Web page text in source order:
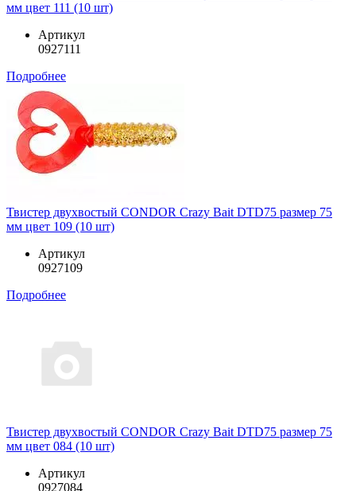
мм цвет 111 (10 шт)
Артикул
0927111
Подробнее
Твистер двухвостый CONDOR Crazy Bait DTD75 размер 75
мм цвет 109 (10 шт)
Артикул
0927109
Подробнее
Твистер двухвостый CONDOR Crazy Bait DTD75 размер 75
мм цвет 084 (10 шт)
Артикул
0927084